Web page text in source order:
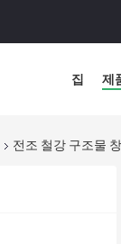
집 제
전조 철강 구조물